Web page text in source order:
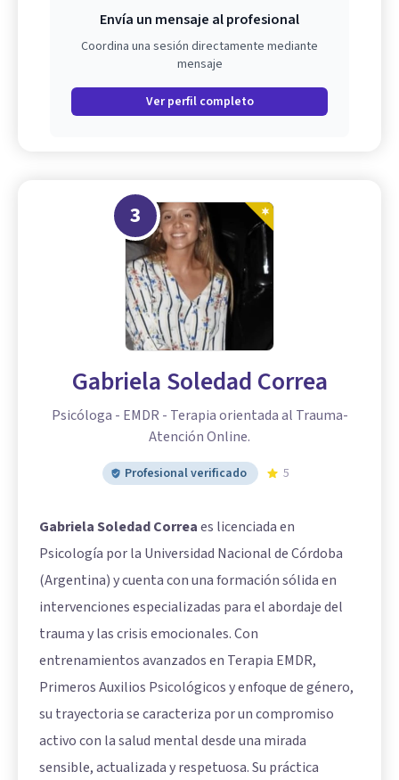
Envía un mensaje al profesional
Coordina una sesión directamente mediante
mensaje
Ver perfil completo
3
Gabriela Soledad Correa
Psicóloga - EMDR - Terapia orientada al Trauma-
Atención Online.
Profesional verificado 5
Gabriela Soledad Correaes licenciada en
Psicología por la Universidad Nacional de Córdoba
(Argentina) y cuenta con una formación sólida en
intervenciones especializadas para el abordaje del
trauma y las crisis emocionales. Con
entrenamientos avanzados en Terapia EMDR,
Primeros Auxilios Psicológicos y enfoque de género,
su trayectoria se caracteriza por un compromiso
activo con la salud mental desde una mirada
sensible, actualizada y respetuosa. Su práctica